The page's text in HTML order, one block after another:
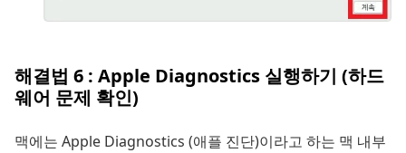
해결법 6 : Apple Diagnostics 실행하기 (하드
웨어 문제 확인)
맥에는 Apple Diagnostics (애플 진단)이라고 하는 맥 내부